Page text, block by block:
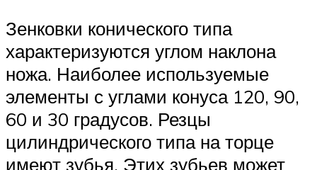
Зенковки конического типа
характеризуются углом наклона
ножа. Наиболее используемые
элементы с углами конуса 120, 90,
60 и 30 градусов. Резцы
цилиндрического типа на торце
имеют зубья. Этих зубьев может